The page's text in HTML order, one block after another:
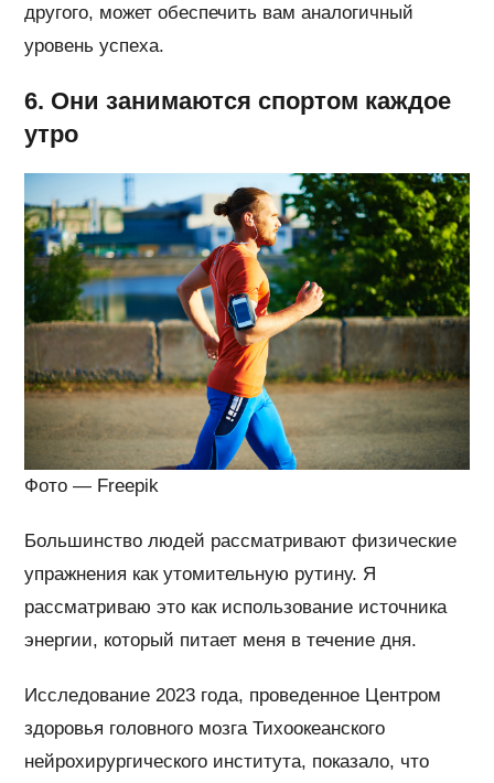
другого, может обеспечить вам аналогичный
уровень успеха.
6. Они занимаются спортом каждое
утро
Фото — Freepik
Большинство людей рассматривают физические
упражнения как утомительную рутину. Я
рассматриваю это как использование источника
энергии, который питает меня в течение дня.
Исследование 2023 года, проведенное Центром
здоровья головного мозга Тихоокеанского
нейрохирургического института, показало, что